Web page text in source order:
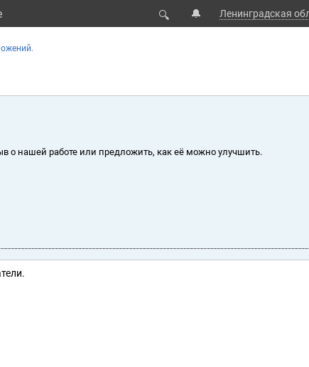
🔍 🔔 Ленинградская
о нашей работе или предложить, как её можно улучшить.